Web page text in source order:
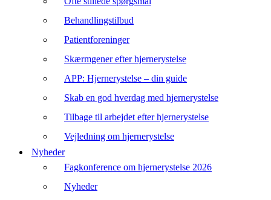
Behandlingstilbud
Patientforeninger
Skærmgener efter hjernerystelse
APP: Hjernerystelse – din guide
Skab en god hverdag med hjernerystelse
Tilbage til arbejdet efter hjernerystelse
Vejledning om hjernerystelse
Nyheder
Fagkonference om hjernerystelse 2026
Nyheder